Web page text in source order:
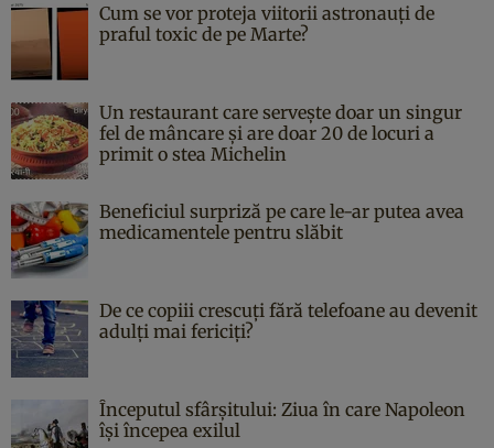
Cum se vor proteja viitorii astronauți de
praful toxic de pe Marte?
Un restaurant care servește doar un singur
fel de mâncare și are doar 20 de locuri a
primit o stea Michelin
Beneficiul surpriză pe care le-ar putea avea
medicamentele pentru slăbit
De ce copiii crescuți fără telefoane au devenit
adulți mai fericiți?
Începutul sfârşitului: Ziua în care Napoleon
îşi începea exilul